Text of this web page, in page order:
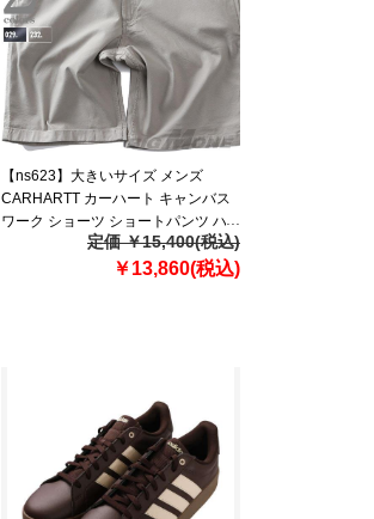
【ns623】大きいサイズ メンズ
CARHARTT カーハート キャンバス
ワーク ショーツ ショートパンツ ハ
ーフパンツ CANVAS UTILITY WORK
SHORT USA直輸入 103652
定価 ￥15,400(税込)
￥13,860(税込)